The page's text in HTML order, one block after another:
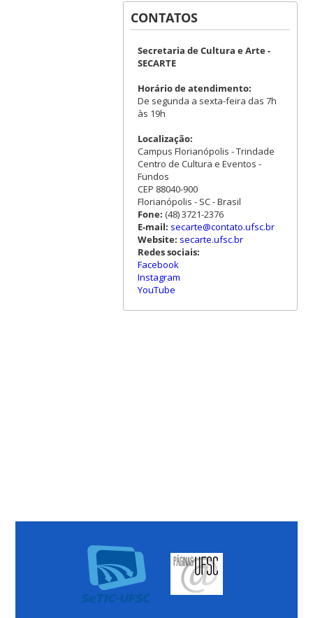
CONTATOS
Secretaria de Cultura e Arte -
SECARTE
Horário de atendimento:
De segunda a sexta-feira das 7h
às 19h
Localização:
Campus Florianópolis - Trindade
Centro de Cultura e Eventos -
Fundos
CEP 88040-900
Florianópolis - SC - Brasil
Fone: (48) 3721-2376
E-mail: secarte@contato.ufsc.br
Website: secarte.ufsc.br
Redes sociais:
Facebook
Instagram
YouTube